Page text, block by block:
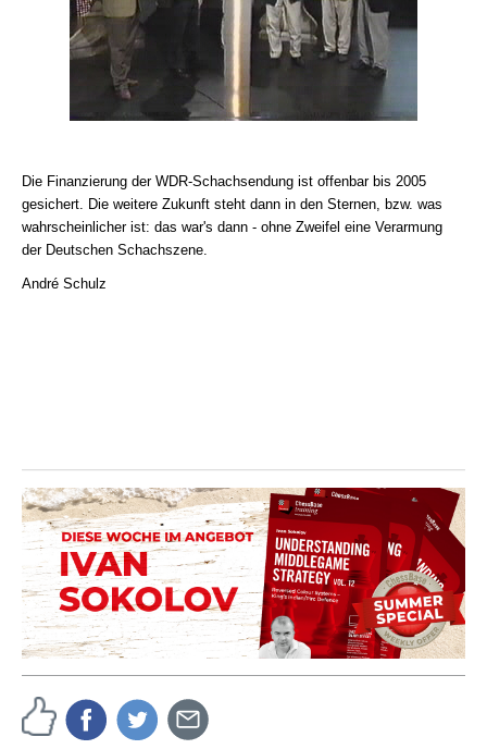
Die Finanzierung der WDR-Schachsendung ist offenbar bis 2005
gesichert. Die weitere Zukunft steht dann in den Sternen, bzw. was
wahrscheinlicher ist: das war's dann - ohne Zweifel eine Verarmung
der Deutschen Schachszene.
André Schulz